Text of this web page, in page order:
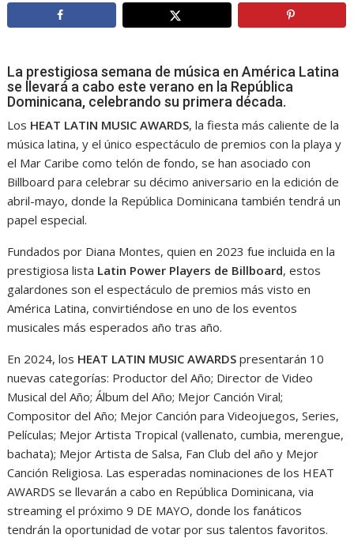
La prestigiosa semana de música en América Latina
se llevará a cabo este verano en la República
Dominicana, celebrando su primera década.
Los HEAT LATIN MUSIC AWARDS, la fiesta más caliente de la
música latina, y el único espectáculo de premios con la playa y
el Mar Caribe como telón de fondo, se han asociado con
Billboard para celebrar su décimo aniversario en la edición de
abril-mayo, donde la República Dominicana también tendrá un
papel especial.
Fundados por Diana Montes, quien en 2023 fue incluida en la
prestigiosa lista Latin Power Players de Billboard, estos
galardones son el espectáculo de premios más visto en
América Latina, convirtiéndose en uno de los eventos
musicales más esperados año tras año.
En 2024, los HEAT LATIN MUSIC AWARDS presentarán 10
nuevas categorías: Productor del Año; Director de Video
Musical del Año; Álbum del Año; Mejor Canción Viral;
Compositor del Año; Mejor Canción para Videojuegos, Series,
Películas; Mejor Artista Tropical (vallenato, cumbia, merengue,
bachata); Mejor Artista de Salsa, Fan Club del año y Mejor
Canción Religiosa. Las esperadas nominaciones de los HEAT
AWARDS se llevarán a cabo en República Dominicana, via
streaming el próximo 9 DE MAYO, donde los fanáticos
tendrán la oportunidad de votar por sus talentos favoritos.